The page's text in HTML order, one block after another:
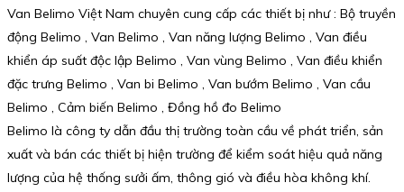
Van Belimo Việt Nam chuyên cung cấp các thiết bị như : Bộ truyền
động Belimo , Van Belimo , Van năng lượng Belimo , Van điều
khiển áp suất độc lập Belimo , Van vùng Belimo , Van điều khiển
đặc trưng Belimo , Van bi Belimo , Van bướm Belimo , Van cầu
Belimo , Cảm biến Belimo , Đồng hồ đo Belimo
Belimo là công ty dẫn đầu thị trường toàn cầu về phát triển, sản
xuất và bán các thiết bị hiện trường để kiểm soát hiệu quả năng
lượng của hệ thống sưởi ấm, thông gió và điều hòa không khí.